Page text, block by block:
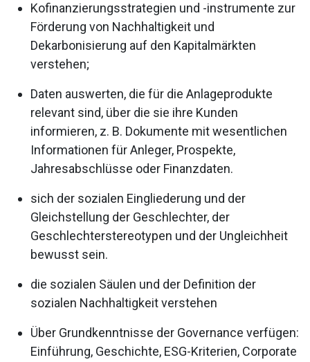
Kofinanzierungsstrategien und -instrumente zur
Förderung von Nachhaltigkeit und
Dekarbonisierung auf den Kapitalmärkten
verstehen;
Daten auswerten, die für die Anlageprodukte
relevant sind, über die sie ihre Kunden
informieren, z. B. Dokumente mit wesentlichen
Informationen für Anleger, Prospekte,
Jahresabschlüsse oder Finanzdaten.
sich der sozialen Eingliederung und der
Gleichstellung der Geschlechter, der
Geschlechterstereotypen und der Ungleichheit
bewusst sein.
die sozialen Säulen und der Definition der
sozialen Nachhaltigkeit verstehen
Über Grundkenntnisse der Governance verfügen:
Einführung, Geschichte, ESG-Kriterien, Corporate